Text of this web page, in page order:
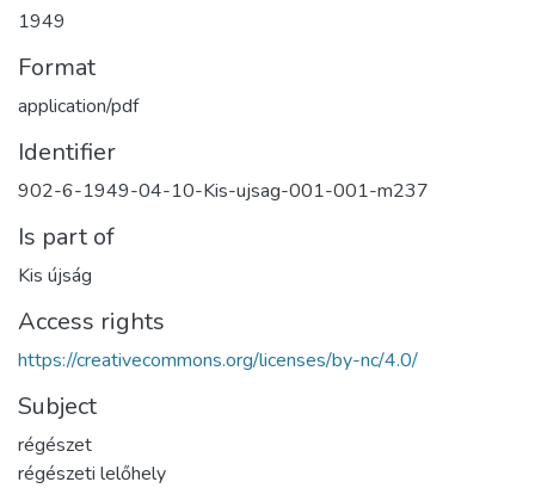
1949
Format
application/pdf
Identifier
902-6-1949-04-10-Kis-ujsag-001-001-m237
Is part of
Kis újság
Access rights
https://creativecommons.org/licenses/by-nc/4.0/
Subject
régészet
régészeti lelőhely